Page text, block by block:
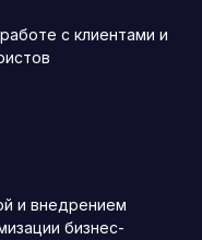
с клиентами и
и внедрением
бизнес-